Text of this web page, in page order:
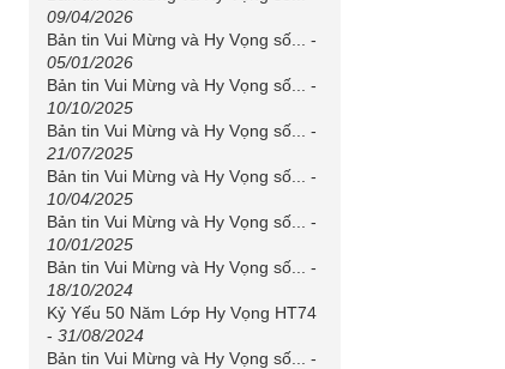
09/04/2026
Bản tin Vui Mừng và Hy Vọng số...
-
05/01/2026
Bản tin Vui Mừng và Hy Vọng số...
-
10/10/2025
Bản tin Vui Mừng và Hy Vọng số...
-
21/07/2025
Bản tin Vui Mừng và Hy Vọng số...
-
10/04/2025
Bản tin Vui Mừng và Hy Vọng số...
-
10/01/2025
Bản tin Vui Mừng và Hy Vọng số...
-
18/10/2024
Kỷ Yếu 50 Năm Lớp Hy Vọng HT74
- 31/08/2024
Bản tin Vui Mừng và Hy Vọng số...
-